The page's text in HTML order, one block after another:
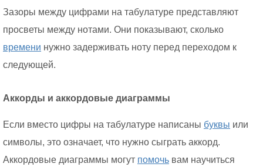
Зазоры между цифрами на табулатуре представляют
просветы между нотами. Они показывают, сколько
времени нужно задерживать ноту перед переходом к
следующей.
Аккорды и аккордовые диаграммы
Если вместо цифры на табулатуре написаны буквы или
символы, это означает, что нужно сыграть аккорд.
Аккордовые диаграммы могут помочь вам научиться